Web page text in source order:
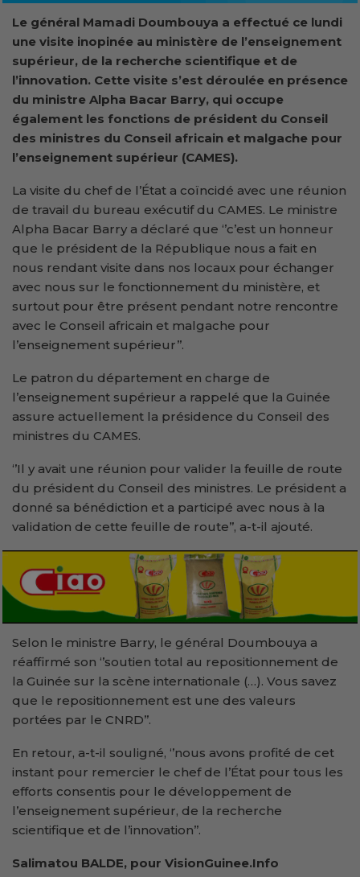
Le général Mamadi Doumbouya a effectué ce lundi
une visite inopinée au ministère de l’enseignement
supérieur, de la recherche scientifique et de
l’innovation. Cette visite s’est déroulée en présence
du ministre Alpha Bacar Barry, qui occupe
également les fonctions de président du Conseil
des ministres du Conseil africain et malgache pour
l’enseignement supérieur (CAMES).
La visite du chef de l’État a coïncidé avec une réunion
de travail du bureau exécutif du CAMES. Le ministre
Alpha Bacar Barry a déclaré que ‘’c’est un honneur
que le président de la République nous a fait en
nous rendant visite dans nos locaux pour échanger
avec nous sur le fonctionnement du ministère, et
surtout pour être présent pendant notre rencontre
avec le Conseil africain et malgache pour
l’enseignement supérieur’’.
Le patron du département en charge de
l’enseignement supérieur a rappelé que la Guinée
assure actuellement la présidence du Conseil des
ministres du CAMES.
‘’Il y avait une réunion pour valider la feuille de route
du président du Conseil des ministres. Le président a
donné sa bénédiction et a participé avec nous à la
validation de cette feuille de route’’, a-t-il ajouté.
Selon le ministre Barry, le général Doumbouya a
réaffirmé son ‘’soutien total au repositionnement de
la Guinée sur la scène internationale (…). Vous savez
que le repositionnement est une des valeurs
portées par le CNRD’’.
En retour, a-t-il souligné, ‘’nous avons profité de cet
instant pour remercier le chef de l’État pour tous les
efforts consentis pour le développement de
l’enseignement supérieur, de la recherche
scientifique et de l’innovation’’.
Salimatou BALDE, pour VisionGuinee.Info